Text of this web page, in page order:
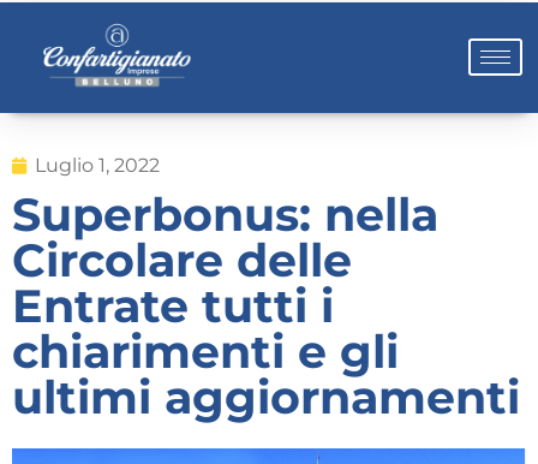
Luglio 1, 2022
Superbonus: nella
Circolare delle
Entrate tutti i
chiarimenti e gli
ultimi aggiornamenti